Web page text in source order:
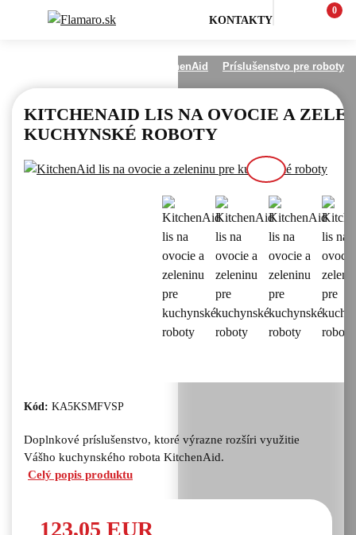
KONTAKTY
0
Ostatné produkty KitchenAid Príslušenstvo pre roboty
KITCHENAID LIS NA OVOCIE A
KUCHYNSKÉ ROBOTY
Kód: KA5KSMFVSP
Doplnkové príslušenstvo, ktoré výrazne rozšíri využitie
Vášho kuchynského robota KitchenAid.
Celý popis produktu
123,05 EUR